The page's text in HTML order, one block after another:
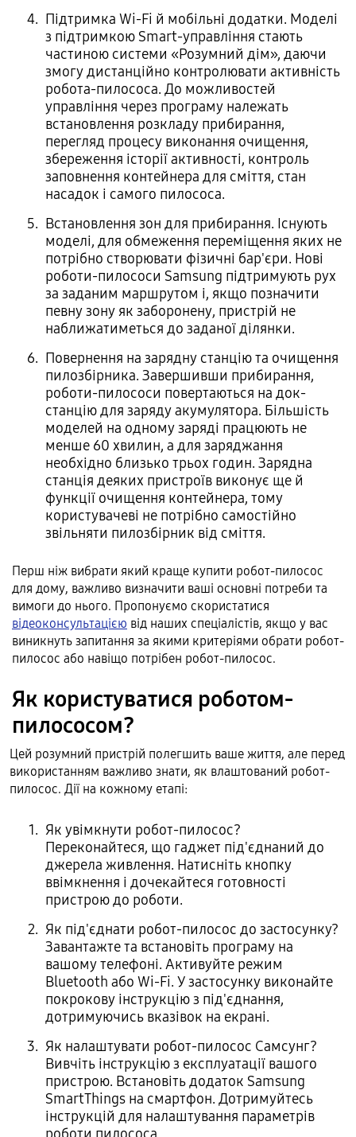
Підтримка Wi-Fi й мобільні додатки. Моделі
з підтримкою Smart-управління стають
частиною системи «Розумний дім», даючи
змогу дистанційно контролювати активність
робота-пилососа. До можливостей
управління через програму належать
встановлення розкладу прибирання,
перегляд процесу виконання очищення,
збереження історії активності, контроль
заповнення контейнера для сміття, стан
насадок і самого пилососа.
Встановлення зон для прибирання. Існують
моделі, для обмеження переміщення яких не
потрібно створювати фізичні бар'єри. Нові
роботи-пилососи Samsung підтримують рух
за заданим маршрутом і, якщо позначити
певну зону як заборонену, пристрій не
наближатиметься до заданої ділянки.
Повернення на зарядну станцію та очищення
пилозбірника. Завершивши прибирання,
роботи-пилососи повертаються на док-
станцію для заряду акумулятора. Більшість
моделей на одному заряді працюють не
менше 60 хвилин, а для заряджання
необхідно близько трьох годин. Зарядна
станція деяких пристроїв виконує ще й
функції очищення контейнера, тому
користувачеві не потрібно самостійно
звільняти пилозбірник від сміття.
Перш ніж вибрати який краще купити робот-пилосос
для дому, важливо визначити ваші основні потреби та
вимоги до нього. Пропонуємо скористатися
відеоконсультацією від наших спеціалістів, якщо у вас
виникнуть запитання за якими критеріями обрати робот-
пилосос або навіщо потрібен робот-пилосос.
Як користуватися роботом-
пилососом?
Цей розумний пристрій полегшить ваше життя, але перед
використанням важливо знати, як влаштований робот-
пилосос. Дії на кожному етапі:
Як увімкнути робот-пилосос?
Переконайтеся, що гаджет під'єднаний до
джерела живлення. Натисніть кнопку
ввімкнення і дочекайтеся готовності
пристрою до роботи.
Як під'єднати робот-пилосос до застосунку?
Завантажте та встановіть програму на
вашому телефоні. Активуйте режим
Bluetooth або Wi-Fi. У застосунку виконайте
покрокову інструкцію з під'єднання,
дотримуючись вказівок на екрані.
Як налаштувати робот-пилосос Самсунг?
Вивчіть інструкцію з експлуатації вашого
пристрою. Встановіть додаток Samsung
SmartThings на смартфон. Дотримуйтесь
інструкцій для налаштування параметрів